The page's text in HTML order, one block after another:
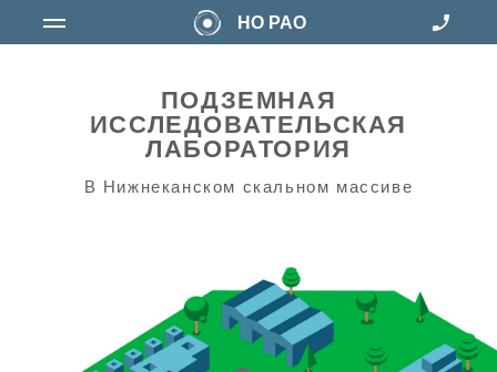
НО РАО
ПОДЗЕМНАЯ
ИССЛЕДОВАТЕЛЬСКАЯ
ЛАБОРАТОРИЯ
В Нижнеканском скальном массиве